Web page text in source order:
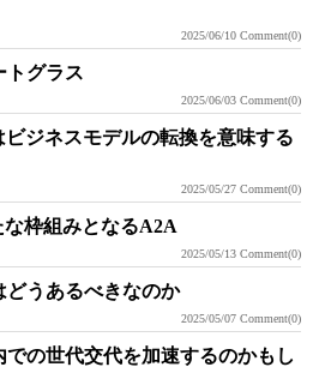
2025/06/10 Comment(0)
トグラス
2025/06/03 Comment(0)
ジネスモデルの転換を意味する
2025/05/27 Comment(0)
枠組みとなるA2A
2025/05/13 Comment(0)
うあるべきなのか
2025/05/07 Comment(0)
の世代交代を加速するのかもし